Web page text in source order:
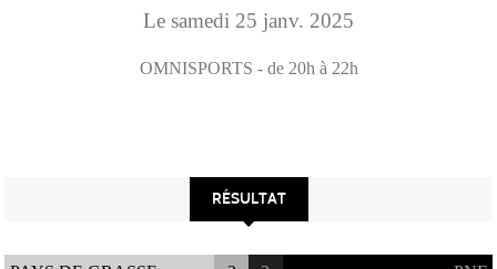
Le samedi 25 janv. 2025
OMNISPORTS - de 20h à 22h
RÉSULTAT